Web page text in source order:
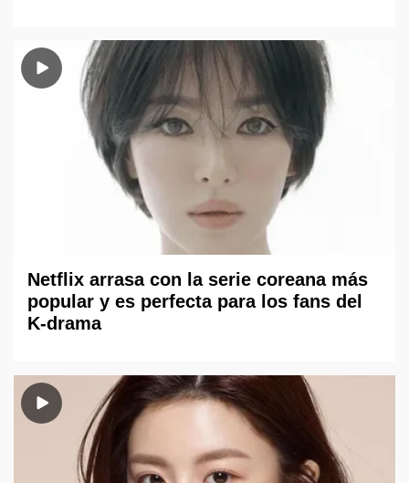
Netflix arrasa con la serie coreana más
popular y es perfecta para los fans del
K-drama